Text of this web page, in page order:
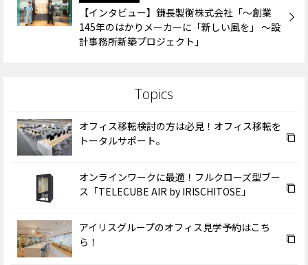
【インタビュー】鎌長製衡株式会社「～創業
145年のはかりメーカーに「新しい風を」 ～設
計事務所新築プロジェクト」
オフィス移転検討の方は必見！オフィス移転を
トータルサポート。
オンラインワークに最適！フルクローズ型ブー
ス「TELECUBE AIR by IRISCHITOSE」
アイリスグループのオフィス見学予約はこち
ら！